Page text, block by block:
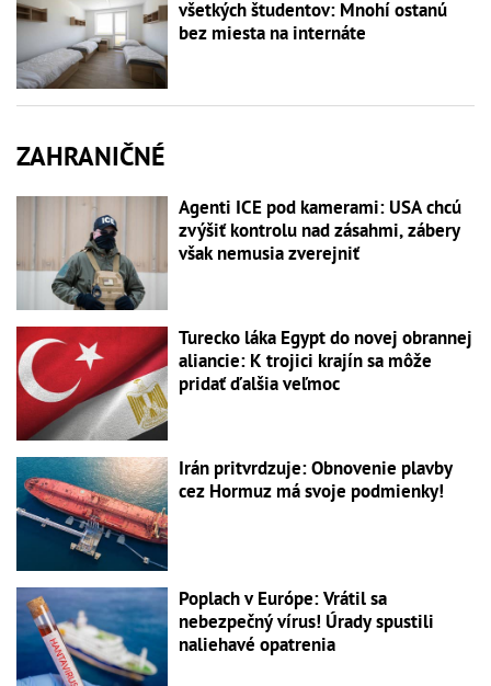
všetkých študentov: Mnohí ostanú
bez miesta na internáte
ZAHRANIČNÉ
Agenti ICE pod kamerami: USA chcú
zvýšiť kontrolu nad zásahmi, zábery
však nemusia zverejniť
Turecko láka Egypt do novej obrannej
aliancie: K trojici krajín sa môže
pridať ďalšia veľmoc
Irán pritvrdzuje: Obnovenie plavby
cez Hormuz má svoje podmienky!
Poplach v Európe: Vrátil sa
nebezpečný vírus! Úrady spustili
naliehavé opatrenia